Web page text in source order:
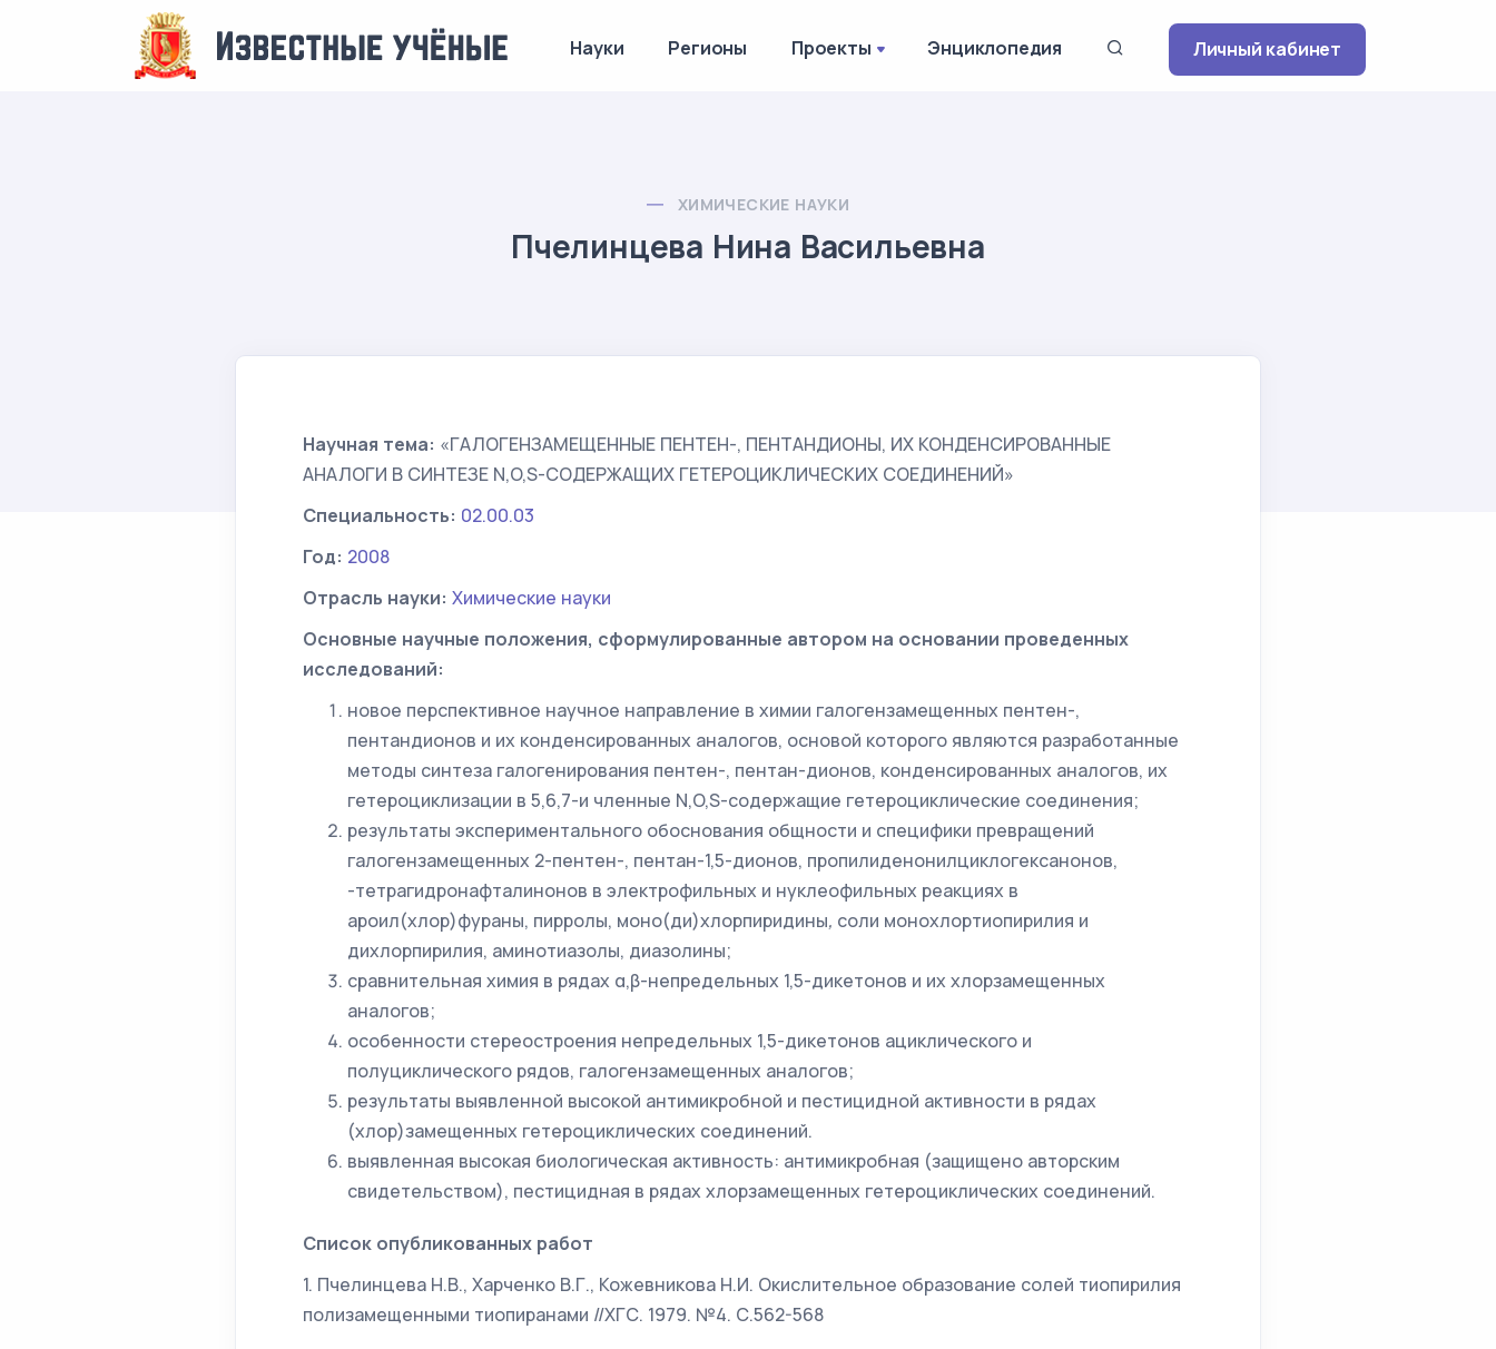
Науки Регионы Проекты Энциклопедия Личный кабинет
ХИМИЧЕСКИЕ НАУКИ
Пчелинцева Нина Васильевна
Научная тема: «ГАЛОГЕНЗАМЕЩЕННЫЕ ПЕНТЕН-, ПЕНТАНДИОНЫ, ИХ КОНДЕНСИРОВАННЫЕ
АНАЛОГИ В СИНТЕЗЕ N,O,S-СОДЕРЖАЩИХ ГЕТЕРОЦИКЛИЧЕСКИХ СОЕДИНЕНИЙ»
Специальность: 02.00.03
Год: 2008
Отрасль науки: Химические науки
Основные научные положения, сформулированные автором на основании проведенных
исследований:
новое перспективное научное направление в химии галогензамещенных пентен-,
пентандионов и их конденсированных аналогов, основой которого являются разработанные
методы синтеза галогенирования пентен-, пентан-дионов, конденсированных аналогов, их
гетероциклизации в 5,6,7-и членные N,O,S-содержащие гетероциклические соединения;
результаты экспериментального обоснования общности и специфики превращений
галогензамещенных 2-пентен-, пентан-1,5-дионов, пропилиденонилциклогексанонов,
-тетрагидронафталинонов в электрофильных и нуклеофильных реакциях в
ароил(хлор)фураны, пирролы, моно(ди)хлорпиридины, соли монохлортиопирилия и
дихлорпирилия, аминотиазолы, диазолины;
сравнительная химия в рядах α,β-непредельных 1,5-дикетонов и их хлорзамещенных
аналогов;
особенности стереостроения непредельных 1,5-дикетонов ациклического и
полуциклического рядов, галогензамещенных аналогов;
результаты выявленной высокой антимикробной и пестицидной активности в рядах
(хлор)замещенных гетероциклических соединений.
выявленная высокая биологическая активность: антимикробная (защищено авторским
свидетельством), пестицидная в рядах хлорзамещенных гетероциклических соединений.
Список опубликованных работ
1. Пчелинцева Н.В., Харченко В.Г., Кожевникова Н.И. Окислительное образование солей тиопирилия
полизамещенными тиопиранами //ХГС. 1979. №4. С.562-568